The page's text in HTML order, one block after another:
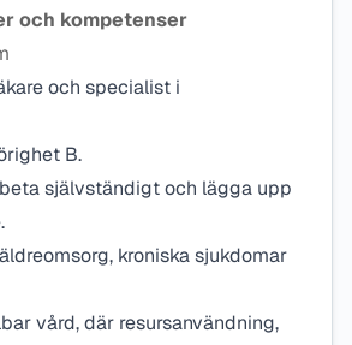
och kompetenser
och specialist i
B.
självständigt och lägga upp
kroniska sjukdomar
vård, där resursanvändning,